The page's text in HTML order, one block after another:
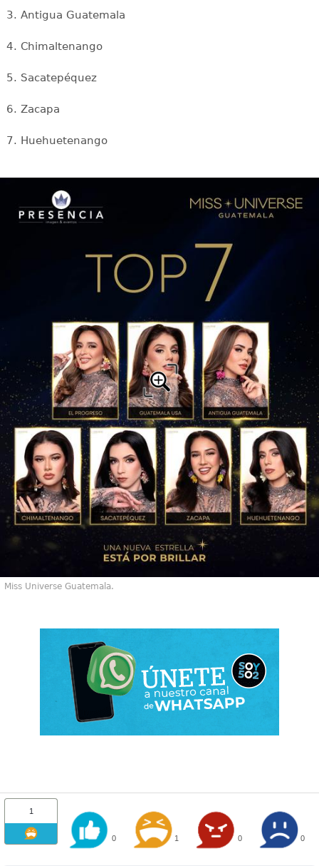
3. Antigua Guatemala
4. Chimaltenango
5. Sacatepéquez
6. Zacapa
7. Huehuetenango
Miss Universe Guatemala.
1
0 1 0 0